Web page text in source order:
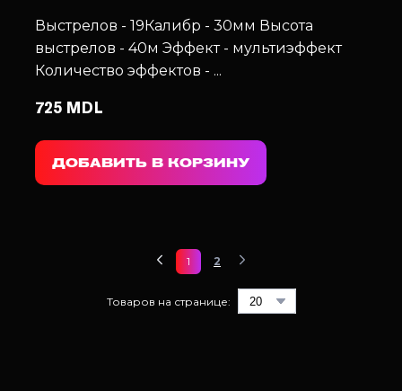
Выстрелов - 19Калибр - 30мм Высота
выстрелов - 40м Эффект - мультиэффект
Количество эффектов - ...
725 MDL
ДОБАВИТЬ В КОРЗИНУ
Товаров на странице:
1 2